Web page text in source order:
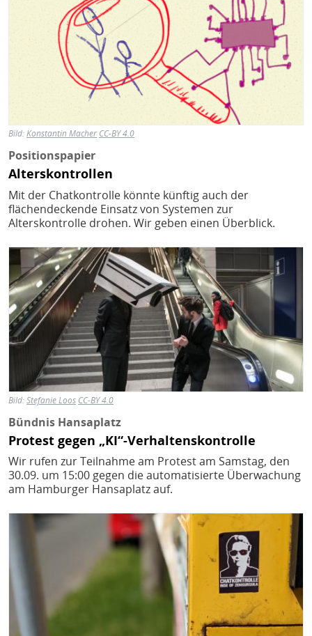
Bild:Konstantin Macher CC-BY 4.0
Positionspapier
Alterskontrollen
Mit der Chatkontrolle könnte künftig auch der
flächendeckende Einsatz von Systemen zur
Alterskontrolle drohen. Wir geben einen Überblick.
Bild
Bild:Stefanie Loos CC-BY 4.0
Bündnis Hansaplatz
Protest gegen „KI“-Verhaltenskontrolle
Wir rufen zur Teilnahme am Protest am Samstag, den
30.09. um 15:00 gegen die automatisierte Überwachung
am Hamburger Hansaplatz auf.
Bild